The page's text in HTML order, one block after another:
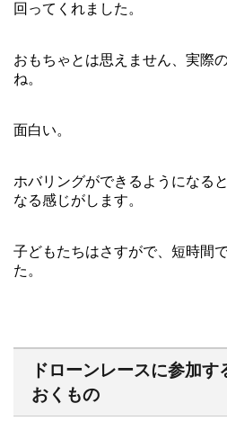
回ってくれました。
おもちゃとは思えません、実際
ね。
面白い。
ホバリングができるようになる
なる感じがします。
子どもたちはさすがで、短時間
た。
ドローンレースに参加
おくもの